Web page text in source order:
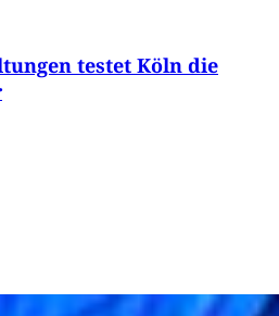
testet Köln die